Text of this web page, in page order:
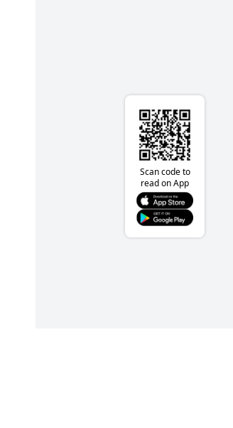
Scan code to
read on App